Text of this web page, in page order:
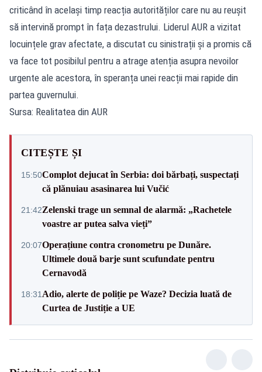
criticând în același timp reacția autorităților care nu au reușit
să intervină prompt în fața dezastrului. Liderul AUR a vizitat
locuințele grav afectate, a discutat cu sinistrații și a promis că
va face tot posibilul pentru a atrage atenția asupra nevoilor
urgente ale acestora, în speranța unei reacții mai rapide din
partea guvernului.
Sursa: Realitatea din AUR
CITEȘTE ȘI
15:50Complot dejucat în Serbia: doi bărbați, suspectați
că plănuiau asasinarea lui Vučić
21:42Zelenski trage un semnal de alarmă: „Rachetele
voastre ar putea salva vieți”
20:07Operațiune contra cronometru pe Dunăre.
Ultimele două barje sunt scufundate pentru
Cernavodă
18:31Adio, alerte de poliție pe Waze? Decizia luată de
Curtea de Justiție a UE